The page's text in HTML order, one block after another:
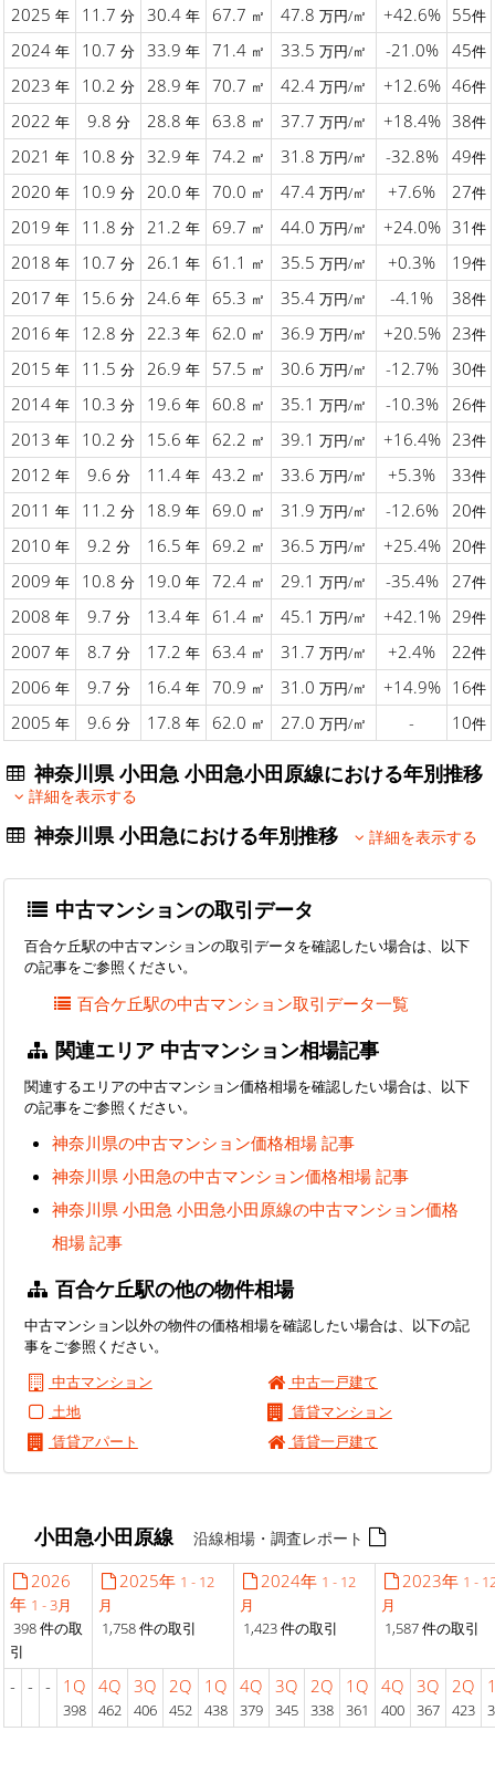
2025 年 11.7 分 30.4 年 67.7 ㎡ 47.8 万円/㎡ +42.6% 55件
2024 年 10.7 分 33.9 年 71.4 ㎡ 33.5 万円/㎡ -21.0% 45件
2023 年 10.2 分 28.9 年 70.7 ㎡ 42.4 万円/㎡ +12.6% 46件
2022 年 9.8 分 28.8 年 63.8 ㎡ 37.7 万円/㎡ +18.4% 38件
2021 年 10.8 分 32.9 年 74.2 ㎡ 31.8 万円/㎡ -32.8% 49件
2020 年 10.9 分 20.0 年 70.0 ㎡ 47.4 万円/㎡ +7.6% 27件
2019 年 11.8 分 21.2 年 69.7 ㎡ 44.0 万円/㎡ +24.0% 31 件
2018 年 10.7 分 26.1 年 61.1 ㎡ 35.5 万円/㎡ +0.3% 19件
2017 年 15.6 分 24.6 年 65.3 ㎡ 35.4 万円/㎡ -4.1% 38件
2016 年 12.8 分 22.3 年 62.0 ㎡ 36.9 万円/㎡ +20.5% 23件
2015 年 11.5 分 26.9 年 57.5 ㎡ 30.6 万円/㎡ -12.7% 30件
2014 年 10.3 分 19.6 年 60.8 ㎡ 35.1 万円/㎡ -10.3% 26件
2013 年 10.2 分 15.6 年 62.2 ㎡ 39.1 万円/㎡ +16.4% 23件
2012 年 9.6 分 11.4 年 43.2 ㎡ 33.6 万円/㎡ +5.3% 33件
2011 年 11.2 分 18.9 年 69.0 ㎡ 31.9 万円/㎡ -12.6% 20件
2010 年 9.2 分 16.5 年 69.2 ㎡ 36.5 万円/㎡ +25.4% 20件
2009 年 10.8 分 19.0 年 72.4 ㎡ 29.1 万円/㎡ -35.4% 27件
2008 年 9.7 分 13.4 年 61.4 ㎡ 45.1 万円/㎡ +42.1% 29件
2007 年 8.7 分 17.2 年 63.4 ㎡ 31.7 万円/㎡ +2.4% 22件
2006 年 9.7 分 16.4 年 70.9 ㎡ 31.0 万円/㎡ +14.9% 16件
2005 年 9.6 分 17.8 年 62.0 ㎡ 27.0 万円/㎡ - 10件
神奈川県 小田急 小田急小田原線における年別推移
詳細を表示する
神奈川県 小田急における年別推移 詳細を表示する
中古マンションの取引データ
百合ケ丘駅の中古マンションの取引データを確認したい場合は、以下
の記事をご参照ください。
百合ケ丘駅の中古マンション取引データ一覧
関連エリア 中古マンション相場記事
関連するエリアの中古マンション価格相場を確認したい場合は、以下
の記事をご参照ください。
神奈川県の中古マンション価格相場 記事
神奈川県 小田急の中古マンション価格相場 記事
神奈川県 小田急 小田急小田原線の中古マンション価格
相場 記事
百合ケ丘駅の他の物件相場
中古マンション以外の物件の価格相場を確認したい場合は、以下の記
事をご参照ください。
中古マンション
中古一戸建て
土地
賃貸マンション
賃貸アパート
賃貸一戸建て
小田急小田原線沿線相場・調査レポート
2026
年 1 - 3月
398 件の取
引
2025年 1 - 12
月
1,758 件の取引
2024年 1 - 12
月
1,423 件の取引
2023年 1 -
月
1,587 件の取引
- - - 1Q
398
4Q
462
3Q
406
2Q
452
1Q
438
4Q
379
3Q
345
2Q
338
1Q
361
4Q
400
3Q
367
2Q
423